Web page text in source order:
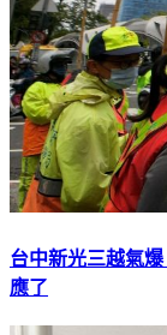
台中新光三越氣
應了